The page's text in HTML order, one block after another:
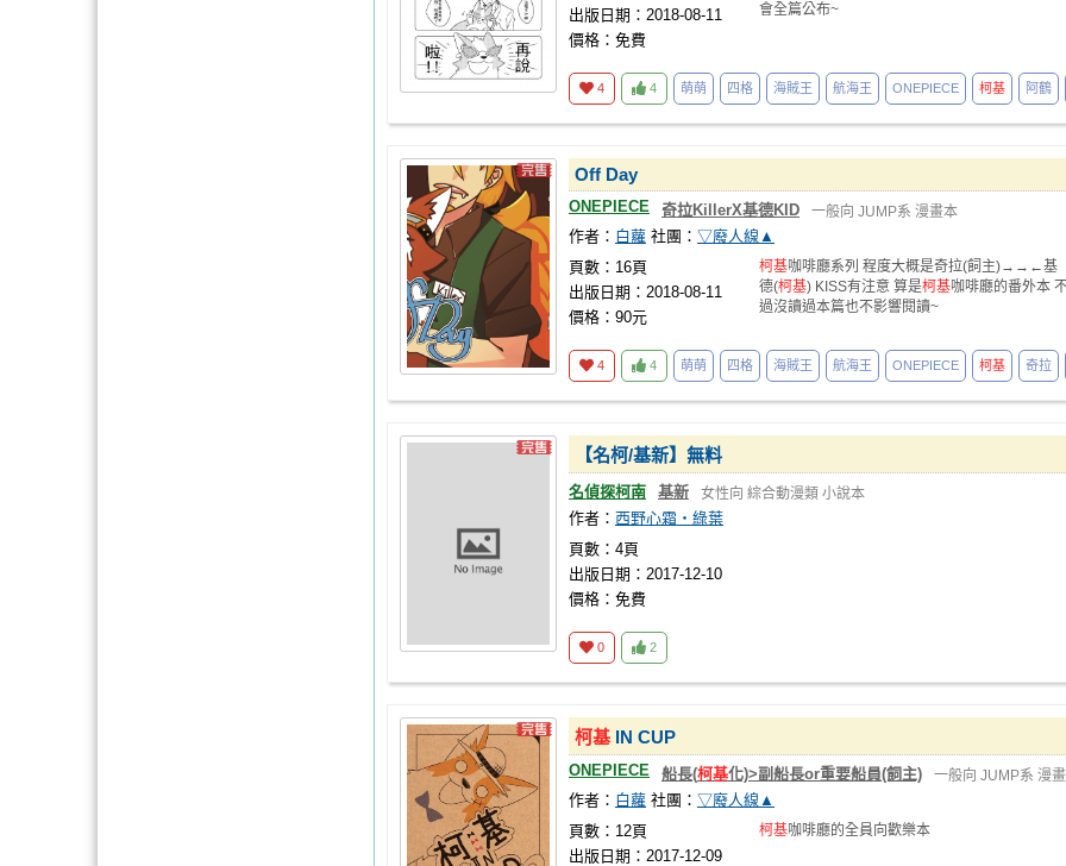
出版日期：2018-08-11
價格：免費
會全篇公布~
4 4 萌萌 四格 海賊王 航海王 ONEPIECE 柯基 阿鶴
Off Day
ONEPIECE 奇拉KillerX基德KID 一般向 JUMP系 漫畫本
作者： 白蘿 社團： ▽廢人線▲
頁數：16頁
出版日期：2018-08-11
價格：90元
柯基咖啡廳系列 程度大概是奇拉(飼主)→→←基
德(柯基) KISS有注意 算是柯基咖啡廳的番外本
過沒讀過本篇也不影響閱讀~
4 4 萌萌 四格 海賊王 航海王 ONEPIECE 柯基 奇拉
【名柯/基新】無料
名偵探柯南 基新 女性向 綜合動漫類 小說本
作者： 西野心霜‧綠葉
頁數：4頁
出版日期：2017-12-10
價格：免費
0 2
柯基IN CUP
ONEPIECE 船長(柯基化)>副船長or重要船員(飼主) 一般向 JUMP系 漫
作者： 白蘿 社團： ▽廢人線▲
頁數：12頁
出版日期：2017-12-09
柯基咖啡廳的全員向歡樂本